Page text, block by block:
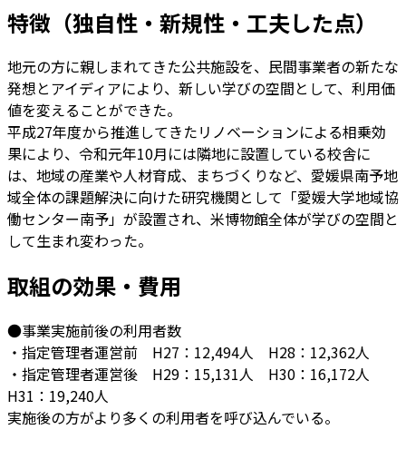
特徴（独自性・新規性・工夫した点）
地元の方に親しまれてきた公共施設を、民間事業者の新たな
発想とアイディアにより、新しい学びの空間として、利用価
値を変えることができた。
平成27年度から推進してきたリノベーションによる相乗効
果により、令和元年10月には隣地に設置している校舎に
は、地域の産業や人材育成、まちづくりなど、愛媛県南予地
域全体の課題解決に向けた研究機関として「愛媛大学地域協
働センター南予」が設置され、米博物館全体が学びの空間と
して生まれ変わった。
取組の効果・費用
●事業実施前後の利用者数
・指定管理者運営前 H27：12,494人 H28：12,362人
・指定管理者運営後 H29：15,131人 H30：16,172人
H31：19,240人
実施後の方がより多くの利用者を呼び込んでいる。